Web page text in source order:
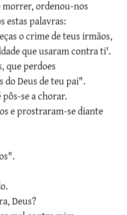
morrer, ordenou-nos
estas palavras:
o crime de teus irmãos,
que usaram contra ti'.
que perdoes
do Deus de teu pai".
se a chorar.
e prostraram-se diante
Deus?